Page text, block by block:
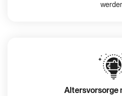
Altersvorsorge